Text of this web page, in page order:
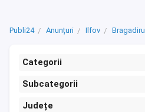
Publi24 Anunțuri Ilfov Bragadiru
Categorii
Subcategorii
Județe